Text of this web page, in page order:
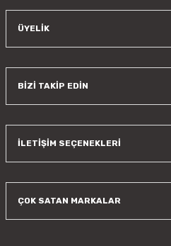
ÜYELİK
BİZİ TAKİP EDİN
İLETİŞİM SEÇENEKLERİ
ÇOK SATAN MARKALAR